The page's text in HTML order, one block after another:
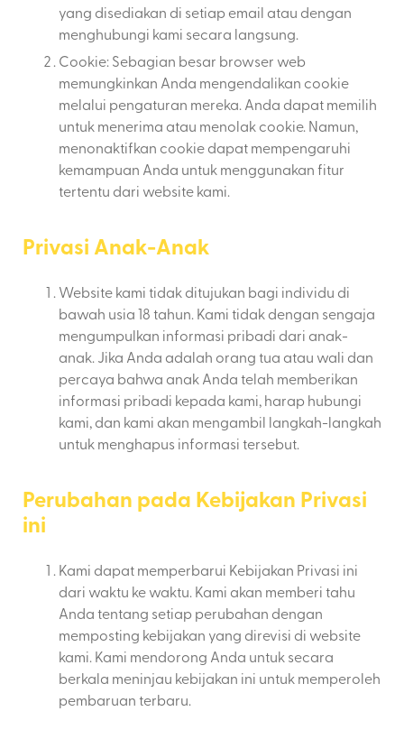
yang disediakan di setiap email atau dengan
menghubungi kami secara langsung.
Cookie: Sebagian besar browser web
memungkinkan Anda mengendalikan cookie
melalui pengaturan mereka. Anda dapat memilih
untuk menerima atau menolak cookie. Namun,
menonaktifkan cookie dapat mempengaruhi
kemampuan Anda untuk menggunakan fitur
tertentu dari website kami.
Privasi Anak-Anak
Website kami tidak ditujukan bagi individu di
bawah usia 18 tahun. Kami tidak dengan sengaja
mengumpulkan informasi pribadi dari anak-
anak. Jika Anda adalah orang tua atau wali dan
percaya bahwa anak Anda telah memberikan
informasi pribadi kepada kami, harap hubungi
kami, dan kami akan mengambil langkah-langkah
untuk menghapus informasi tersebut.
Perubahan pada Kebijakan Privasi
ini
Kami dapat memperbarui Kebijakan Privasi ini
dari waktu ke waktu. Kami akan memberi tahu
Anda tentang setiap perubahan dengan
memposting kebijakan yang direvisi di website
kami. Kami mendorong Anda untuk secara
berkala meninjau kebijakan ini untuk memperoleh
pembaruan terbaru.